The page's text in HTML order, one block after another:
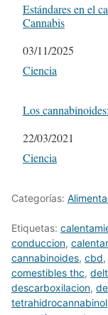
Estándares en el
Cannabis
Fecha
03/11/2025
Respecto a
Ciencia
Los
Fecha
22/03/2021
Respecto a
Ciencia
Categorías:
Etiquetas:
conduccion,
cannabinoides, cbd,
comestibles thc,
descarboxilacion,
tetrahidrocannabinol